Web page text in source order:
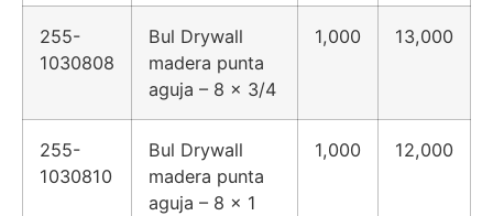
255-
1030808
Bul Drywall
madera punta
aguja – 8 x 3/4
1,000 13,000
255-
1030810
Bul Drywall
madera punta
aguja – 8 x 1
1,000 12,000